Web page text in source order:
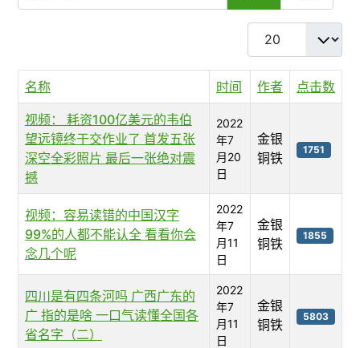
每页显示条数
名称 时间 作者 点击数
视频： 耗资100亿美元的韦伯
望远镜终于交作业了 首发五张
深空全彩照片 最后一张绝对震
撼
2022
年7
月20
日
金银
铜铁
1751
视频：容易读错的中国汉字
99%的人都不能认全 看看你会
念几个呢
2022
年7
月11
日
金银
铜铁
1855
四川是有四条河吗 广西广东的
广 指的是啥 一口气读懂全国各
省名字（二）
2022
年7
月11
日
金银
铜铁
5803